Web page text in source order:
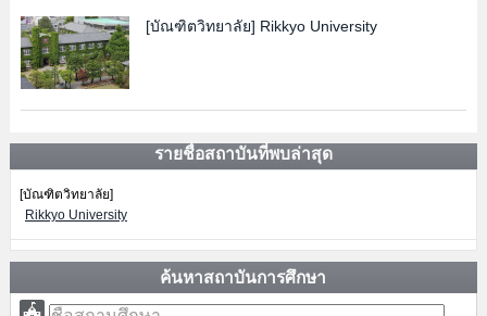
[บัณฑิตวิทยาลัย] Rikkyo University
รายชื่อสถาบันที่พบล่าสุด
[บัณฑิตวิทยาลัย]
Rikkyo University
ค้นหาสถาบันการศึกษา